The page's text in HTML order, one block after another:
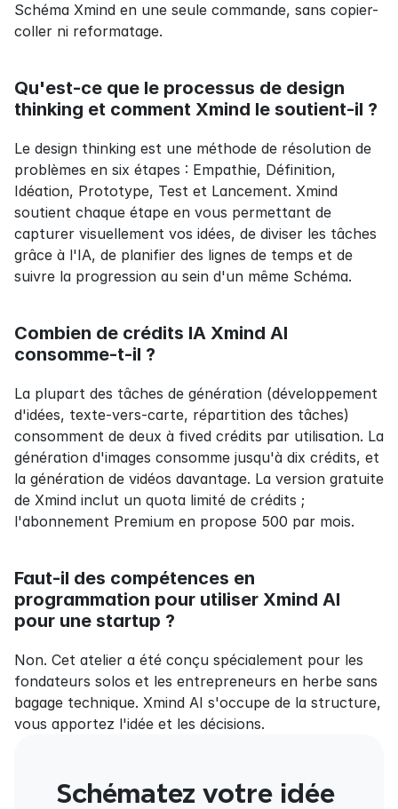
Schéma Xmind en une seule commande, sans copier-
coller ni reformatage.
Qu'est-ce que le processus de design
thinking et comment Xmind le soutient-il ?
Le design thinking est une méthode de résolution de
problèmes en six étapes : Empathie, Définition,
Idéation, Prototype, Test et Lancement. Xmind
soutient chaque étape en vous permettant de
capturer visuellement vos idées, de diviser les tâches
grâce à l'IA, de planifier des lignes de temps et de
suivre la progression au sein d'un même Schéma.
Combien de crédits IA Xmind AI
consomme-t-il ?
La plupart des tâches de génération (développement
d'idées, texte-vers-carte, répartition des tâches)
consomment de deux à fived crédits par utilisation. La
génération d'images consomme jusqu'à dix crédits, et
la génération de vidéos davantage. La version gratuite
de Xmind inclut un quota limité de crédits ;
l'abonnement Premium en propose 500 par mois.
Faut-il des compétences en
programmation pour utiliser Xmind AI
pour une startup ?
Non. Cet atelier a été conçu spécialement pour les
fondateurs solos et les entrepreneurs en herbe sans
bagage technique. Xmind AI s'occupe de la structure,
vous apportez l'idée et les décisions.
Schématez votre idée